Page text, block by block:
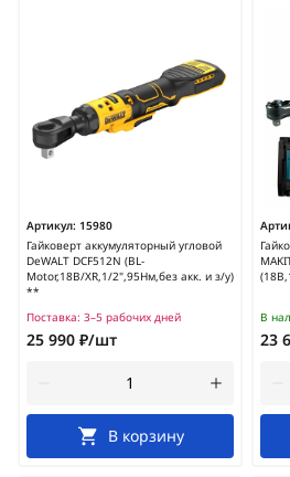
Артикул: 15980
Гайковерт аккумуляторный угловой
DeWALT DCF512N (BL-
Motor,18В/XR,1/2",95Нм,без акк. и з/у)
**
Поставка: 3–5 рабочих дней
25 990 ₽/шт
В корзину
В
23